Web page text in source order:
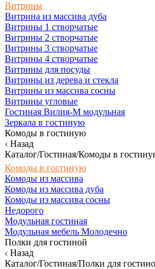
Витрины
Витрина из массива дуба
Витрины 1 створчатые
Витрины 2 створчатые
Витрины 3 створчатые
Витрины 4 створчатые
Витрины для посуды
Витрины из дерева и стекла
Витрины из массива сосны
Витрины угловые
Гостиная Вилия-М модульная
Зеркала в гостиную
Комоды в гостиную
Назад
Каталог/Гостиная/Комоды в
Комоды в гостиную
Комоды из массива
Комоды из массива дуба
Комоды из массива сосны
Недорого
Модульная гостиная
Модульная мебель Молодечно
Полки для гостиной
Назад
Каталог/Гостиная/Полки для